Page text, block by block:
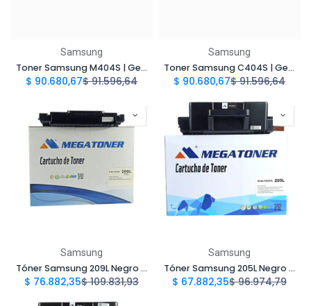
Samsung
Toner Samsung M404S | Generico
$ 90.680,67$91.596,64
Samsung
Toner Samsung C404S | Generico
$ 90.680,67$91.596,64
Samsung
Tóner Samsung 209L Negro MLTD209L Compatible con Samsung ML-2853, ML-2855, SCX-4824, SCX-4828 | Megatoner
$ 76.882,35$109.831,93
Samsung
Tóner Samsung 205L Negro MLTD205L Compatible con Samsung ML-3310, ML-3312, ML-3710, ML-3712, SCX-4833, SCX-5637, SCX-5737 | Megatoner
$ 67.882,35$96.974,79